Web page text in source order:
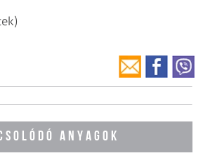
ANYAGOK